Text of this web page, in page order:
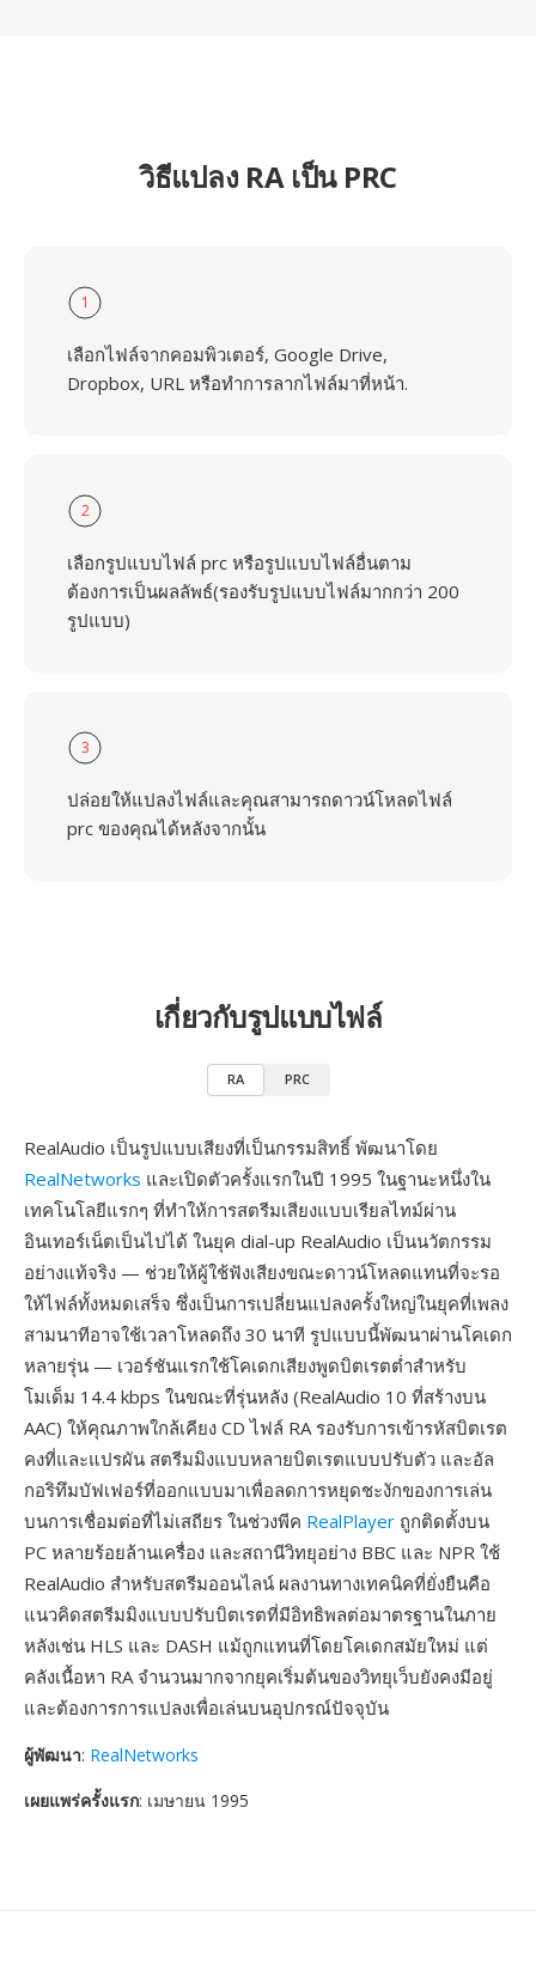
วิธีแปลง RA เป็น PRC
1
เลือกไฟล์จากคอมพิวเตอร์, Google Drive,
Dropbox, URL หรือทำการลากไฟล์มาที่หน้า.
2
เลือกรูปแบบไฟล์ prc หรือรูปแบบไฟล์อื่นตาม
ต้องการเป็นผลลัพธ์(รองรับรูปแบบไฟล์มากกว่า 200
รูปแบบ)
3
ปล่อยให้แปลงไฟล์และคุณสามารถดาวน์โหลดไฟล์
prc ของคุณได้หลังจากนั้น
เกี่ยวกับรูปแบบไฟล์
RA PRC
RealAudio เป็นรูปแบบเสียงที่เป็นกรรมสิทธิ์ พัฒนาโดย
RealNetworks และเปิดตัวครั้งแรกในปี 1995 ในฐานะหนึ่งใน
เทคโนโลยีแรกๆ ที่ทำให้การสตรีมเสียงแบบเรียลไทม์ผ่าน
อินเทอร์เน็ตเป็นไปได้ ในยุค dial-up RealAudio เป็นนวัตกรรม
อย่างแท้จริง — ช่วยให้ผู้ใช้ฟังเสียงขณะดาวน์โหลดแทนที่จะรอ
ให้ไฟล์ทั้งหมดเสร็จ ซึ่งเป็นการเปลี่ยนแปลงครั้งใหญ่ในยุคที่เพลง
สามนาทีอาจใช้เวลาโหลดถึง 30 นาที รูปแบบนี้พัฒนาผ่านโคเดก
หลายรุ่น — เวอร์ชันแรกใช้โคเดกเสียงพูดบิตเรตต่ำสำหรับ
โมเด็ม 14.4 kbps ในขณะที่รุ่นหลัง (RealAudio 10 ที่สร้างบน
AAC) ให้คุณภาพใกล้เคียง CD ไฟล์ RA รองรับการเข้ารหัสบิตเรต
คงที่และแปรผัน สตรีมมิงแบบหลายบิตเรตแบบปรับตัว และอัล
กอริทึมบัฟเฟอร์ที่ออกแบบมาเพื่อลดการหยุดชะงักของการเล่น
บนการเชื่อมต่อที่ไม่เสถียร ในช่วงพีค RealPlayer ถูกติดตั้งบน
PC หลายร้อยล้านเครื่อง และสถานีวิทยุอย่าง BBC และ NPR ใช้
RealAudio สำหรับสตรีมออนไลน์ ผลงานทางเทคนิคที่ยั่งยืนคือ
แนวคิดสตรีมมิงแบบปรับบิตเรตที่มีอิทธิพลต่อมาตรฐานในภาย
หลังเช่น HLS และ DASH แม้ถูกแทนที่โดยโคเดกสมัยใหม่ แต่
คลังเนื้อหา RA จำนวนมากจากยุคเริ่มต้นของวิทยุเว็บยังคงมีอยู่
และต้องการการแปลงเพื่อเล่นบนอุปกรณ์ปัจจุบัน
ผู้พัฒนา: RealNetworks
เผยแพร่ครั้งแรก: เมษายน 1995